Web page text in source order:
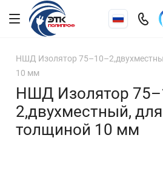
НШД Изолятор
10 мм
НШД Изолятор
2,двухместный,
толщиной 10 мм